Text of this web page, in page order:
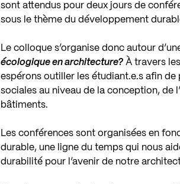
sont attendus pour deux jours de
sous le thème du développement
Le colloque s’organise donc autour
écologique en architecture? À travers
espérons outiller les étudiant.e.s afin
sociales au niveau de la conception, de
bâtiments.
Les conférences sont organisées en
durable, une ligne du temps qui nous
durabilité pour l’avenir de notre